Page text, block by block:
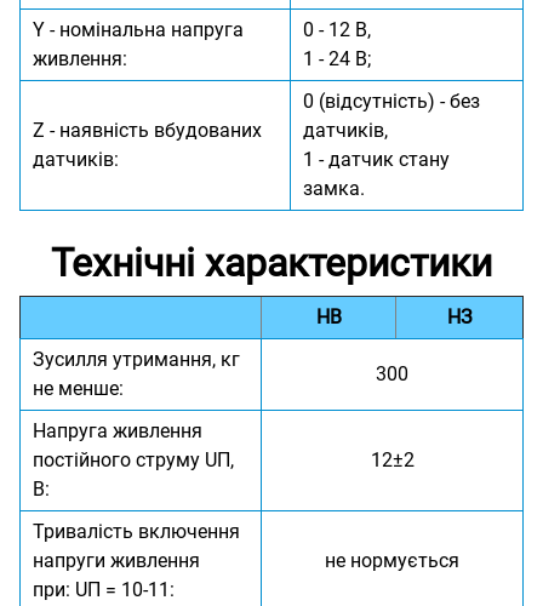
Y - номінальна напруга
живлення:
0 - 12 В,
1 - 24 В;
Z - наявність вбудованих
датчиків:
0 (відсутність) - без
датчиків,
1 - датчик стану
замка.
Технічні характеристики
НВ
НЗ
Зусилля утримання, кг
не менше:
300
Напруга живлення
постійного струму UП,
В:
12±2
Тривалість включення
напруги живлення
при: UП = 10-11:
не нормується